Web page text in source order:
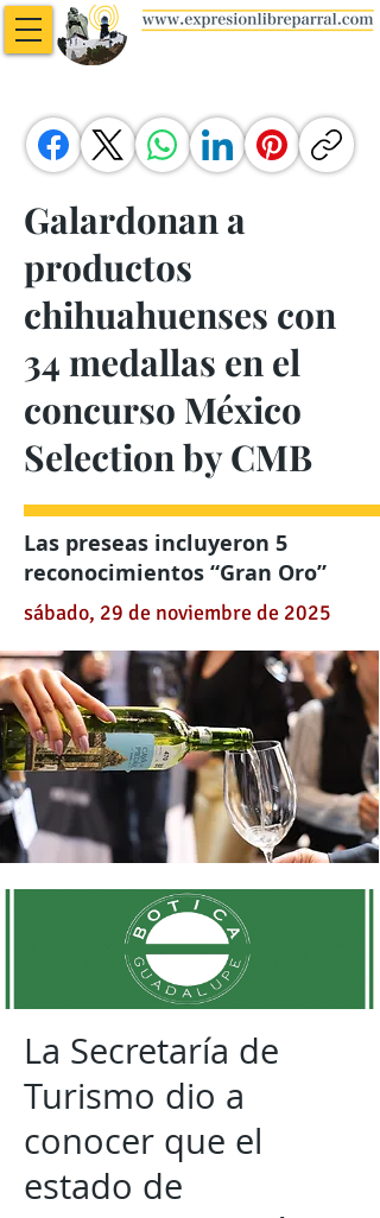
Galardonan a
productos
chihuahuenses con
34 medallas en el
concurso México
Selection by CMB
Las preseas incluyeron 5
reconocimientos “Gran Oro”
sábado, 29 de noviembre de 2025
La Secretaría de
Turismo dio a
conocer que el
estado de